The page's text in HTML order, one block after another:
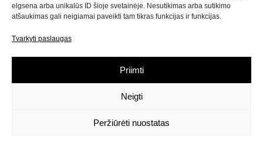
elgsena arba unikalūs ID šioje svetainėje. Nesutikimas arba sutikimo
atšaukimas gali neigiamai paveikti tam tikras funkcijas ir funkcijas.
Tvarkyti paslaugas
Priimti
Neigti
Peržiūrėti nuostatas
savo pirmam apsipirkimui mūsų el. parduotuvėje!